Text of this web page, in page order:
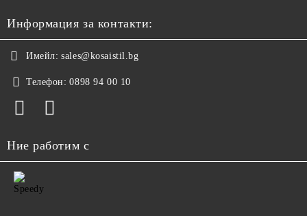
Информация за контакти:
Имейл: sales@kosaistil.bg
Телефон: 0898 94 00 10
Ние работим с